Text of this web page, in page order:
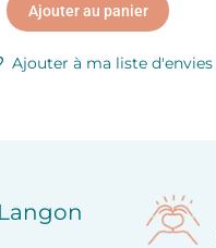
Ajouter au panier
Ajouter à ma liste d'envies